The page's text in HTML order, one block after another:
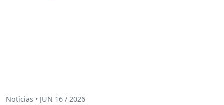
Noticias • JUN 16 / 2026